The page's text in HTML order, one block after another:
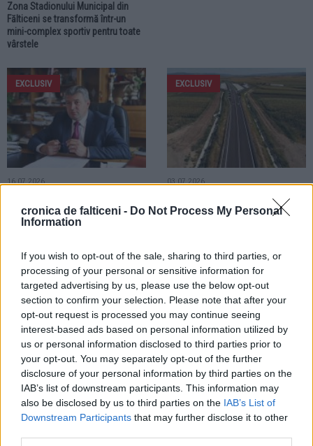
cronica de falticeni - Do Not Process My Personal
Information
If you wish to opt-out of the sale, sharing to third parties, or
processing of your personal or sensitive information for
targeted advertising by us, please use the below opt-out
section to confirm your selection. Please note that after your
opt-out request is processed you may continue seeing
interest-based ads based on personal information utilized by
us or personal information disclosed to third parties prior to
your opt-out. You may separately opt-out of the further
disclosure of your personal information by third parties on the
IAB’s list of downstream participants. This information may
also be disclosed by us to third parties on the IAB’s List of
Downstream Participants that may further disclose it to other
Zona Stadionului Municipal din
Fălticeni se transformă într-un
mini-complex sportiv pentru toate
vârstele
EXCLUSIV
16.07.2026
în premieră locală. Șase blocuri vor
fi reabilitate termic cu bani
EXCLUSIV
03.07.2026
Varianta Ocolitoare pentru Fălticeni
va costa circa 500 de milioane de
EXCLUSIV
03.07.2026
Un spațiu din cartierul Maior Ioan
va fi modernizat și va deveni al
treilea cel mai mare parc de